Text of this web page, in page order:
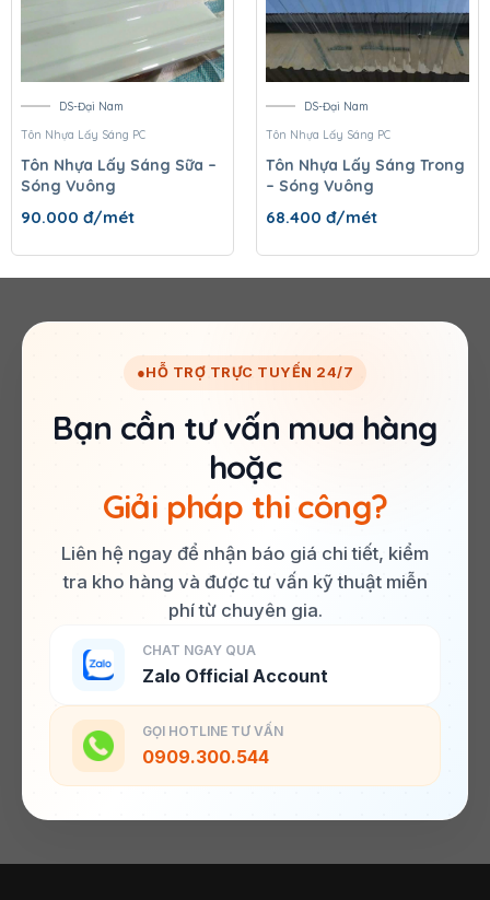
DS-Đại Nam
Tôn Nhựa Lấy Sáng PC
Tôn Nhựa Lấy Sáng Sữa –
Sóng Vuông
90.000 đ/mét
DS-Đại Nam
Tôn Nhựa Lấy Sáng PC
Tôn Nhựa Lấy Sáng Trong
– Sóng Vuông
68.400 đ/mét
●HỖ TRỢ TRỰC TUYẾN 24/7
Bạn cần tư vấn mua hàng
hoặc
Giải pháp thi công?
Liên hệ ngay để nhận báo giá chi tiết, kiểm
tra kho hàng và được tư vấn kỹ thuật miễn
phí từ chuyên gia.
CHAT NGAY QUA
Zalo Official Account
GỌI HOTLINE TƯ VẤN
0909.300.544